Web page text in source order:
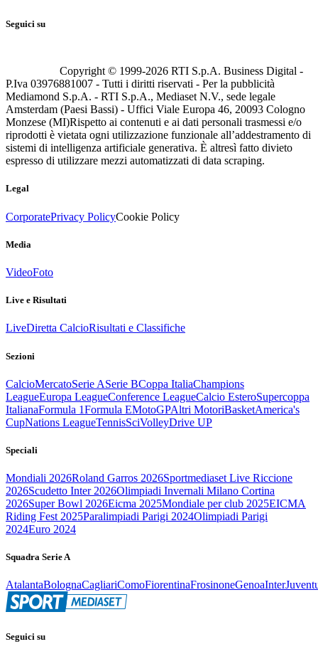
Seguici su
Copyright © 1999-2026 RTI S.p.A. Business Digital -
P.Iva 03976881007 - Tutti i diritti riservati - Per la pubblicità
Mediamond S.p.A. - RTI S.p.A., Mediaset N.V., sede legale
Amsterdam (Paesi Bassi) - Uffici Viale Europa 46, 20093 Cologno
Monzese (MI)Rispetto ai contenuti e ai dati personali trasmessi e/o
riprodotti è vietata ogni utilizzazione funzionale all’addestramento di
sistemi di intelligenza artificiale generativa. È altresì fatto divieto
espresso di utilizzare mezzi automatizzati di data scraping.
Legal
CorporatePrivacy PolicyCookie Policy
Media
VideoFoto
Live e Risultati
LiveDiretta CalcioRisultati e Classifiche
Sezioni
CalcioMercatoSerie ASerie BCoppa ItaliaChampions
LeagueEuropa LeagueConference LeagueCalcio EsteroSupercoppa
ItalianaFormula 1Formula EMotoGPAltri MotoriBasketAmerica's
CupNations LeagueTennisSciVolleyDrive UP
Speciali
Mondiali 2026Roland Garros 2026Sportmediaset Live Riccione
2026Scudetto Inter 2026Olimpiadi Invernali Milano Cortina
2026Super Bowl 2026Eicma 2025Mondiale per club 2025EICMA
Riding Fest 2025Paralimpiadi Parigi 2024Olimpiadi Parigi
2024Euro 2024
Squadra Serie A
AtalantaBolognaCagliariComoFiorentinaFrosinoneGenoaInter
Seguici su